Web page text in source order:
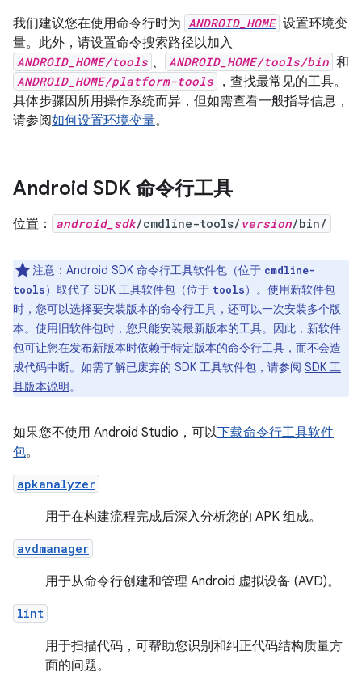
我们建议您在使用命令行时为 ANDROID_HOME 设置环境变
量。此外，请设置命令搜索路径以加入
ANDROID_HOME/tools 、 ANDROID_HOME/tools/bin 和
ANDROID_HOME/platform-tools
，查找最常见的工具。
具体步骤因所用操作系统而异，但如需查看一般指导信息，
请参阅如何设置环境变量。
Android SDK 命令行工具
位置： android_sdk/cmdline-tools/ version/bin/
注意：Android SDK 命令行工具软件包（位于 cmdline-
tools）取代了 SDK 工具软件包（位于 tools）。使用新软件包
时，您可以选择要安装版本的命令行工具，还可以一次安装多个版
本。使用旧软件包时，您只能安装最新版本的工具。因此，新软件
包可让您在发布新版本时依赖于特定版本的命令行工具，而不会造
成代码中断。如需了解已废弃的 SDK 工具软件包，请参阅 SDK 工
具版本说明。
如果您不使用 Android Studio，可以下载命令行工具软件
包。
apkanalyzer
用于在构建流程完成后深入分析您的 APK 组成。
avdmanager
用于从命令行创建和管理 Android 虚拟设备 (AVD)。
lint
用于扫描代码，可帮助您识别和纠正代码结构质量方
面的问题。